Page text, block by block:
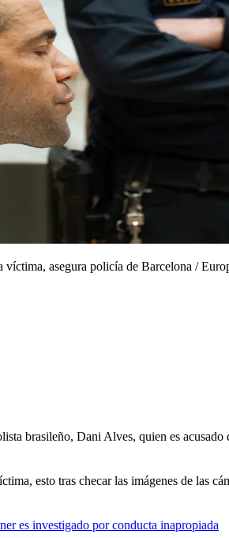
asegura policía de Barcelona /
brasileño, Dani Alves, quien es
esto tras checar las imágenes de las
es investigado por conducta inapropiada